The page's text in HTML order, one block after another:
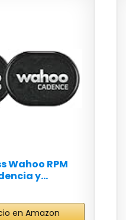
Wahoo RPM
y...
en Amazon